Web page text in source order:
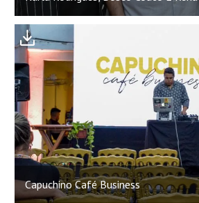
;
Capuchino Café Business